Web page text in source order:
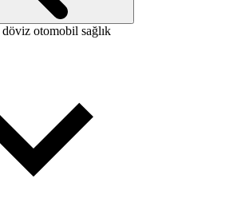
döviz otomobil sağlık